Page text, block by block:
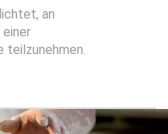
an
teilzunehmen.